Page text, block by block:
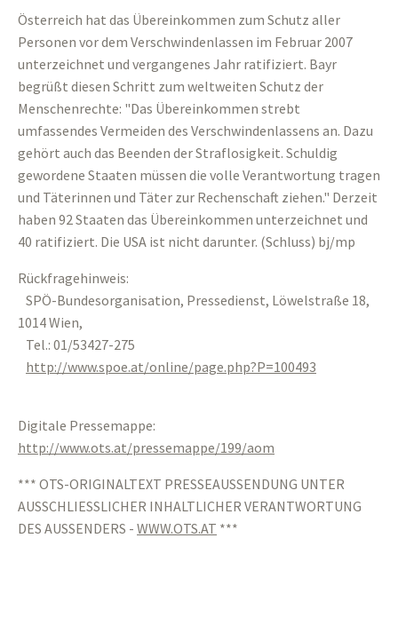
Österreich hat das Übereinkommen zum Schutz aller
Personen vor dem Verschwindenlassen im Februar 2007
unterzeichnet und vergangenes Jahr ratifiziert. Bayr
begrüßt diesen Schritt zum weltweiten Schutz der
Menschenrechte: "Das Übereinkommen strebt
umfassendes Vermeiden des Verschwindenlassens an. Dazu
gehört auch das Beenden der Straflosigkeit. Schuldig
gewordene Staaten müssen die volle Verantwortung tragen
und Täterinnen und Täter zur Rechenschaft ziehen." Derzeit
haben 92 Staaten das Übereinkommen unterzeichnet und
40 ratifiziert. Die USA ist nicht darunter. (Schluss) bj/mp
Rückfragehinweis:
SPÖ-Bundesorganisation, Pressedienst, Löwelstraße 18,
1014 Wien,
Tel.: 01/53427-275
http://www.spoe.at/online/page.php?P=100493
Digitale Pressemappe:
http://www.ots.at/pressemappe/199/aom
*** OTS-ORIGINALTEXT PRESSEAUSSENDUNG UNTER
AUSSCHLIESSLICHER INHALTLICHER VERANTWORTUNG
DES AUSSENDERS - WWW.OTS.AT ***